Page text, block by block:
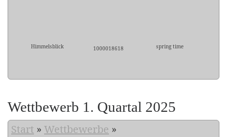
Himmelsblick 1000018618 spring time
Wettbewerb 1. Quartal 2025
Start » Wettbewerbe »